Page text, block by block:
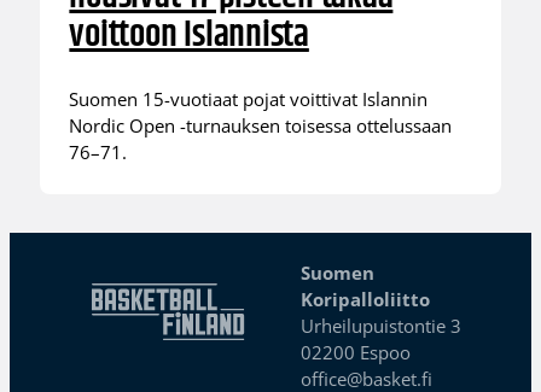
voittoon Islannista
Suomen 15-vuotiaat pojat voittivat Islannin
Nordic Open -turnauksen toisessa ottelussaan
76–71.
Suomen
Koripalloliitto
Urheilupuistontie 3
02200 Espoo
office@basket.fi